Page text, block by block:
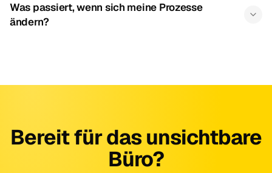
Was passiert, wenn sich meine Prozesse
ändern?
Bereit für das unsichtbare
Büro?